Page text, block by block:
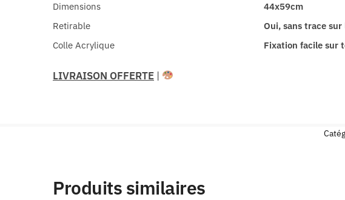
Dimensions
44x59cm
Retirable
Oui, sans trace sur
Colle Acrylique
Fixation facile sur
LIVRAISON OFFERTE |
Produits similaires